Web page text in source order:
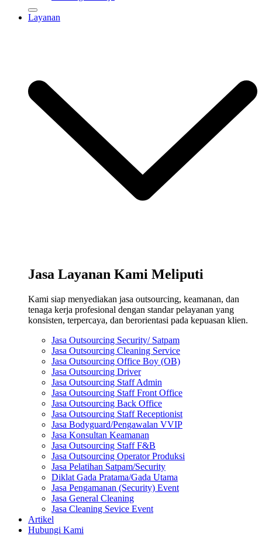
Layanan
Jasa Layanan Kami Meliputi
Kami siap menyediakan jasa outsourcing, keamanan, dan
tenaga kerja profesional dengan standar pelayanan yang
konsisten, terpercaya, dan berorientasi pada kepuasan klien.
Jasa Outsourcing Security/ Satpam
Jasa Outsourcing Cleaning Service
Jasa Outsourcing Office Boy (OB)
Jasa Outsourcing Driver
Jasa Outsourcing Staff Admin
Jasa Outsourcing Staff Front Office
Jasa Outsourcing Back Office
Jasa Outsourcing Staff Receptionist
Jasa Bodyguard/Pengawalan VVIP
Jasa Konsultan Keamanan
Jasa Outsourcing Staff F&B
Jasa Outsourcing Operator Produksi
Jasa Pelatihan Satpam/Security
Diklat Gada Pratama/Gada Utama
Jasa Pengamanan (Security) Event
Jasa General Cleaning
Jasa Cleaning Sevice Event
Artikel
Hubungi Kami